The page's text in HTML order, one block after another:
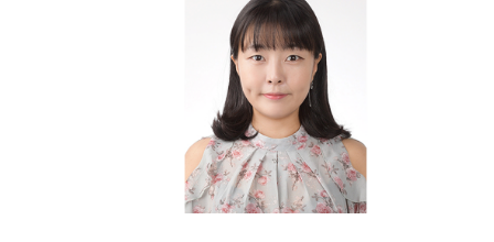
앞으로 더 깊이 탐구해야 할 과제가 남아 있음을 일깨워 준
계기가 됐습니다. 앞으로는 고대 그리스 철학자들의 언어
개념을 보다 체계적으로 정리하고, 이를 중세와 근대의 언어
사상과 연결하는 작업을 계속해 나갈 예정입니다. 특히 언어가
단순한 의사소통의 도구를 넘어 인간이 세계를 이해하고
해석하는 방식과 어떻게 연결되는지 장기적인 연구 주제로
삼고자 합니다. 매년 몇 편의 논문과 학술대회 발표를 통해
한국전자통신연구원(주관) 등과 함께 수행하며, 두 과제의 총
사업비는 약 69억 규모이다.Agentic AI 기반 자율형 네트워크
과제에서는 다중 AI Agent 시스템이 디바이스 엣지 클라우드를
포함하는 차세대 통신 네트워크 전 구간에서 자율적으로
환경을 인지하고, 추론 계획 실행 학습 협업하는 Agentic AI
기반 종단간 완전 자율형 네트워크 표준 기술을 개발한다.
피지컬 AI 표준전문연구실 과제에서는 국제표준화기구의